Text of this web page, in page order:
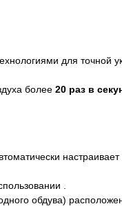
для точной
более 20 раз в
.
обдува)